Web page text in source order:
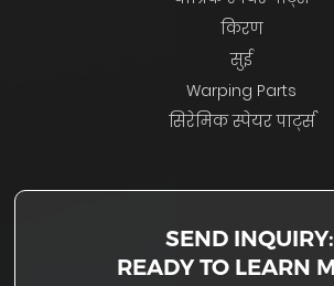
किरण
सुई
Warping Parts
सिरेमिक स्पेयर पार्ट्स
SEND INQUIRY:
READY TO LEARN